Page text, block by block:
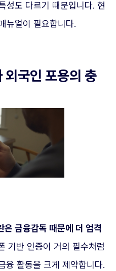
성도 다르기 때문입니다. 현
뉴얼이 필요합니다.
외국인 포용의 충
금융감독 때문에 더 엄격
기반 인증이 거의 필수처럼
융 활동을 크게 제약합니다.